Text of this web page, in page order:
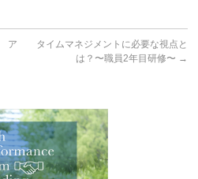
ア
タイムマネジメントに必要な視点と
は？〜職員2年目研修〜 →